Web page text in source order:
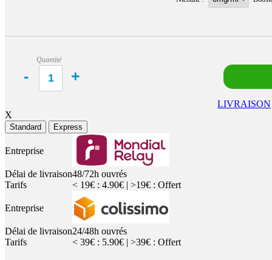
Quantité
LIVRAISON
X
Standard Express
Entreprise
Délai de livraison48/72h ouvrés
Tarifs
< 19€ : 4.90€ | >19€ : Offert
Entreprise
Délai de livraison24/48h ouvrés
Tarifs
< 39€ : 5.90€ | >39€ : Offert